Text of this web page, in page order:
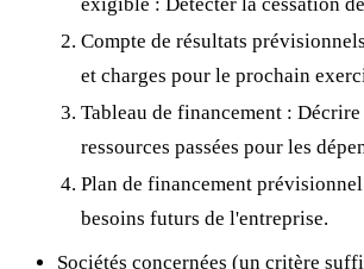
Compte de résultats
et charges pour le prochain
Tableau de financement :
ressources passées pour les
Plan de financement
besoins futurs de l'entreprise.
Sociétés concernées (un critère